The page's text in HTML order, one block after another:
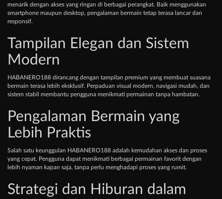
menarik dengan akses yang ringan di berbagai perangkat. Baik menggunakan
smartphone maupun desktop, pengalaman bermain tetap terasa lancar dan
responsif.
Tampilan Elegan dan Sistem
Modern
HABANERO188 dirancang dengan tampilan premium yang membuat suasana
bermain terasa lebih eksklusif. Perpaduan visual modern, navigasi mudah, dan
sistem stabil membantu pengguna menikmati permainan tanpa hambatan.
Pengalaman Bermain yang
Lebih Praktis
Salah satu keunggulan HABANERO188 adalah kemudahan akses dan proses
yang cepat. Pengguna dapat menikmati berbagai permainan favorit dengan
lebih nyaman kapan saja, tanpa perlu menghadapi proses yang rumit.
Strategi dan Hiburan dalam